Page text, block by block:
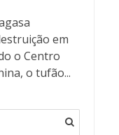
em
o Centro
o tufão...